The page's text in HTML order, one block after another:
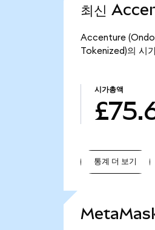
최신
Accenture (Ondo
Tokenized)의 시
시가총액
통계 더 보기